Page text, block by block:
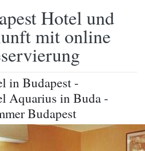
Hotel und
mit online
in Budapest -
Aquarius in Buda -
Budapest